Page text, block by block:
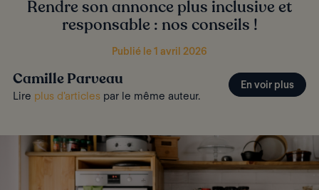
Rendre son annonce plus inclusive et
responsable : nos conseils !
Publié le 1 avril 2026
Camille Parveau
Lire plus d'articlespar le même auteur.
En voir plus